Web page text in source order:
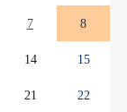
7 8
14 15
21 22